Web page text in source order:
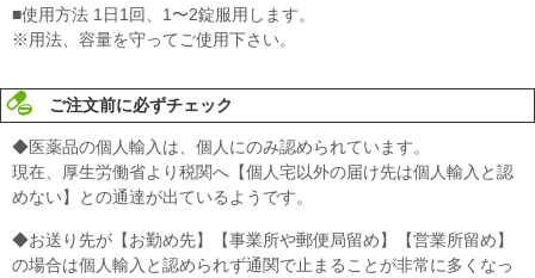
■使用方法 1日1回、1〜2錠服用します。
※用法、容量を守ってご使用下さい。
ご注文前に必ずチェック
◆医薬品の個人輸入は、個人にのみ認められています。
現在、厚生労働省より税関へ【個人宅以外の届け先は個人輸入と認
めない】との通達が出ているようです。
◆お送り先が【お勤め先】【事業所や郵便局留め】【営業所留め】
の場合は個人輸入と認められず通関で止まることが非常に多くなっ